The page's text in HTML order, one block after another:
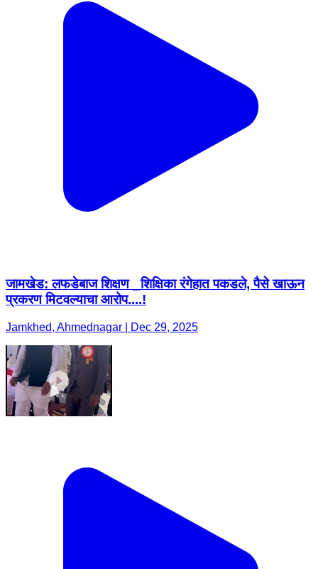
जामखेड: लफडेबाज शिक्षण _शिक्षिका रंगेहात पकडले, पैसे खाऊन
प्रकरण मिटवल्याचा आरोप....!
Jamkhed, Ahmednagar | Dec 29, 2025